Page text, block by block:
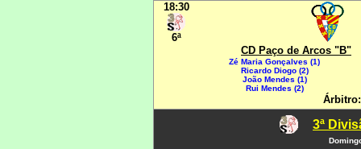
18:30
6ª
CD Paço de Arcos "B"
Zé Maria Gonçalves (1)
Ricardo Diogo (2)
João Mendes (1)
Rui Mendes (2)
3ª